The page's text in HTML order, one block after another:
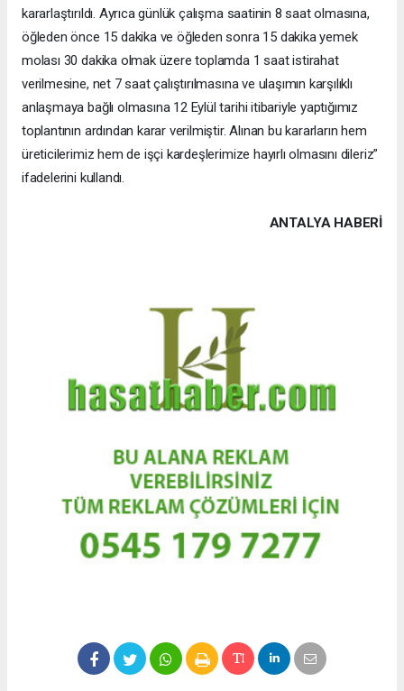
kararlaştırıldı. Ayrıca günlük çalışma saatinin 8 saat olmasına,
öğleden önce 15 dakika ve öğleden sonra 15 dakika yemek
molası 30 dakika olmak üzere toplamda 1 saat istirahat
verilmesine, net 7 saat çalıştırılmasına ve ulaşımın karşılıklı
anlaşmaya bağlı olmasına 12 Eylül tarihi itibariyle yaptığımız
toplantının ardından karar verilmiştir. Alınan bu kararların hem
üreticilerimiz hem de işçi kardeşlerimize hayırlı olmasını dileriz”
ifadelerini kullandı.
ANTALYA HABERİ